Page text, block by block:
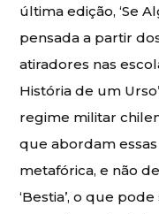
última edição, ‘Se
pensada a partir
atiradores nas
História de um
regime militar
que abordam
metafórica, e não
‘Bestia’, o que